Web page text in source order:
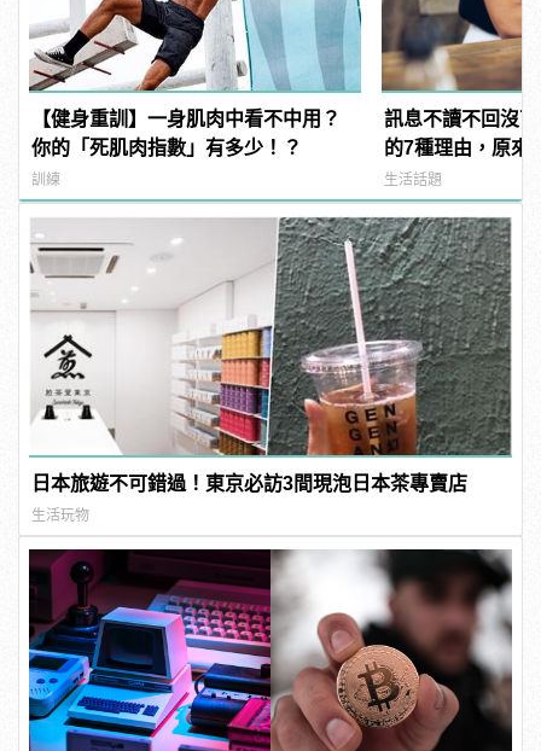
【健身重訓】一身肌肉中看不中用？
你的「死肌肉指數」有多少！？
訓練
訊息不讀不回沒
的7種理由，原來
生活話題
日本旅遊不可錯過！東京必訪3間現泡日本茶專賣店
生活玩物